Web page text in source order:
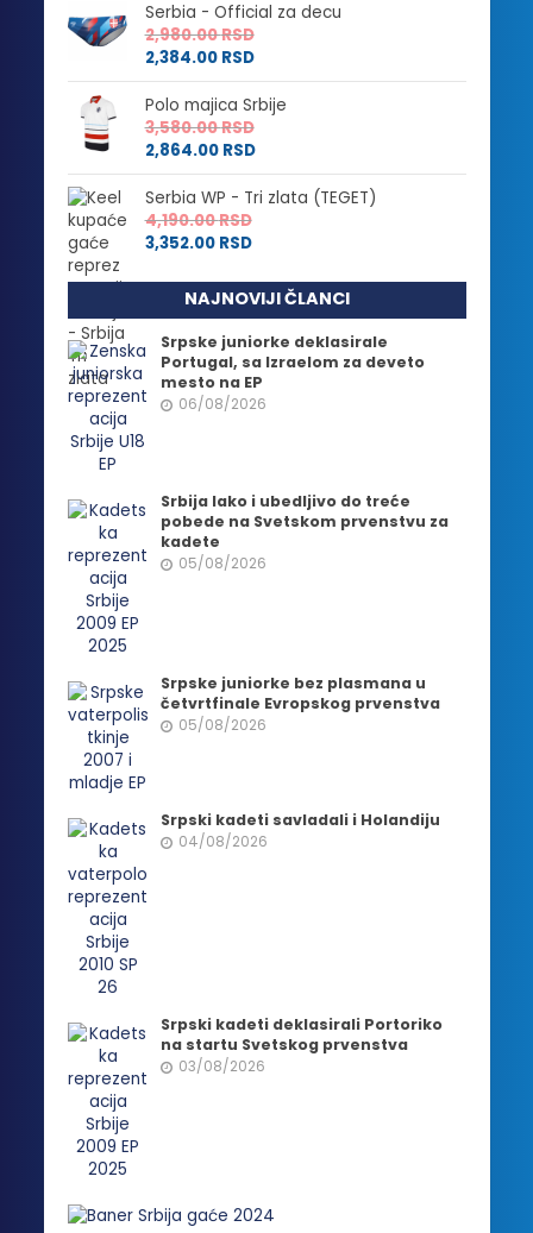
Serbia - Official za decu
2,980.00RSD
2,384.00 RSD
Polo majica Srbije
3,580.00RSD
2,864.00 RSD
Serbia WP - Tri zlata (TEGET)
4,190.00RSD
3,352.00 RSD
NAJNOVIJI ČLANCI
Srpske juniorke deklasirale
Portugal, sa Izraelom za deveto
mesto na EP
06/08/2026
Srbija lako i ubedljivo do treće
pobede na Svetskom prvenstvu za
kadete
05/08/2026
Srpske juniorke bez plasmana u
četvrtfinale Evropskog prvenstva
05/08/2026
Srpski kadeti savladali i Holandiju
04/08/2026
Srpski kadeti deklasirali Portoriko
na startu Svetskog prvenstva
03/08/2026